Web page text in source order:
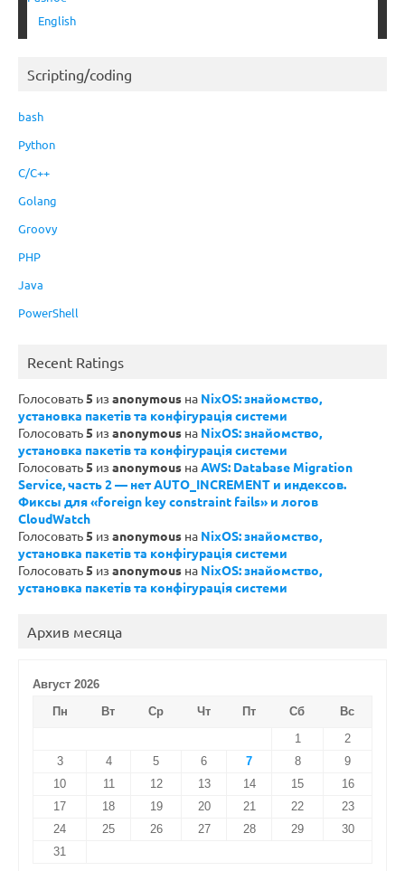
English
Scripting/coding
bash
Python
C/C++
Golang
Groovy
PHP
Java
PowerShell
Recent Ratings
Голосовать5 из anonymous на NixOS: знайомство,
установка пакетів та конфігурація системи
Голосовать5 из anonymous на NixOS: знайомство,
установка пакетів та конфігурація системи
Голосовать5 из anonymous наAWS: Database Migration
Service, часть 2 — нет AUTO_INCREMENT и индексов.
Фиксы для «foreign key constraint fails» и логов
CloudWatch
Голосовать5 из anonymous на NixOS: знайомство,
установка пакетів та конфігурація системи
Голосовать5 из anonymous на NixOS: знайомство,
установка пакетів та конфігурація системи
Архив месяца
Август 2026
Пн
Вт Ср Чт Пт Сб
Вс
1
2
3
4 5 6 7 8
9
10
11 12 13 14 15
16
17
18 19 20 21 22
23
24
25 26 27 28 29
30
31